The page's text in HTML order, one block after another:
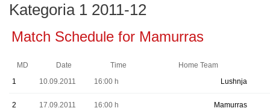
Kategoria 1 2011-12
Match Schedule for Mamurras
MD Date Time
Home Team
1
10.09.2011 16:00 h Lushnja
2 17.09.2011 16:00 h Mamurras